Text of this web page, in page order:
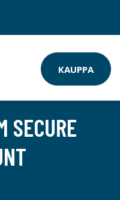
KAUPPA
SECURE